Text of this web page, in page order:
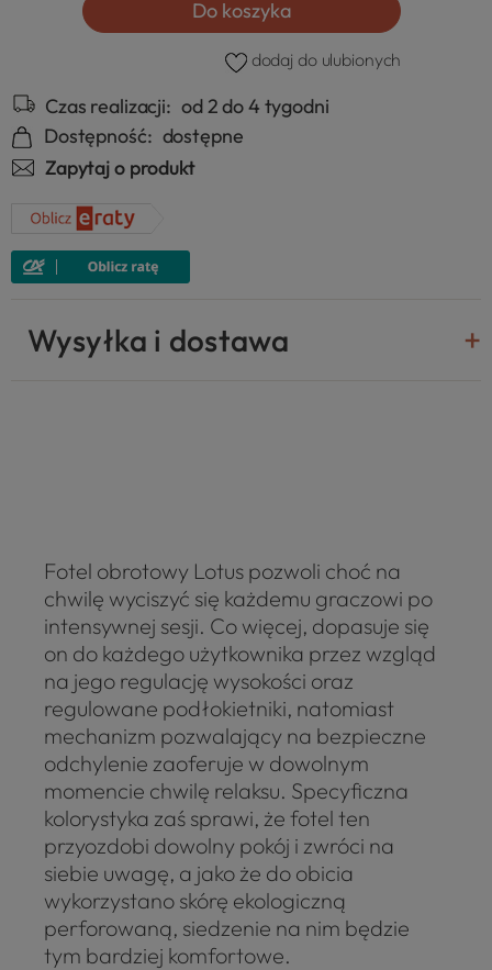
Do koszyka
dodaj do ulubionych
Czas realizacji: od 2 do 4 tygodni
Dostępność: dostępne
Zapytaj o produkt
Wysyłka i dostawa
Fotel obrotowy Lotus pozwoli choć na
chwilę wyciszyć się każdemu graczowi po
intensywnej sesji. Co więcej, dopasuje się
on do każdego użytkownika przez wzgląd
na jego regulację wysokości oraz
regulowane podłokietniki, natomiast
mechanizm pozwalający na bezpieczne
odchylenie zaoferuje w dowolnym
momencie chwilę relaksu. Specyficzna
kolorystyka zaś sprawi, że fotel ten
przyozdobi dowolny pokój i zwróci na
siebie uwagę, a jako że do obicia
wykorzystano skórę ekologiczną
perforowaną, siedzenie na nim będzie
tym bardziej komfortowe.